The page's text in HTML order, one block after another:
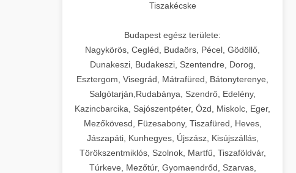
Tiszakécske
Budapest egész területe:
Nagykörös, Cegléd, Budaörs, Pécel, Gödöllő,
Dunakeszi, Budakeszi, Szentendre, Dorog,
Esztergom, Visegrád, Mátrafüred, Bátonyterenye,
Salgótarján,Rudabánya, Szendrő, Edelény,
Kazincbarcika, Sajószentpéter, Ózd, Miskolc, Eger,
Mezőkövesd, Füzesabony, Tiszafüred, Heves,
Jászapáti, Kunhegyes, Újszász, Kisújszállás,
Törökszentmiklós, Szolnok, Martfű, Tiszaföldvár,
Túrkeve, Mezőtúr, Gyomaendrőd, Szarvas,